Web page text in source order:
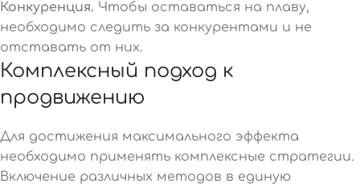
Конкуренция. Чтобы оставаться на плаву,
необходимо следить за конкурентами и не
отставать от них.
Комплексный подход к
продвижению
Для достижения максимального эффекта
необходимо применять комплексные стратегии.
Включение различных методов в единую